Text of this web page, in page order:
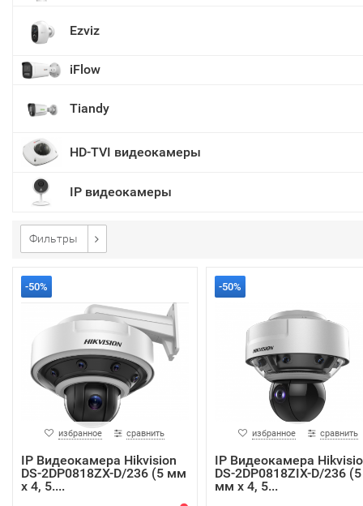
Ezviz
iFlow
Tiandy
HD-TVI видеокамеры
IP видеокамеры
Фильтры
-50%
избранное сравнить
IP Видеокамера Hikvision
DS-2DP0818ZX-D/236 (5 мм
x 4, 5....
-50%
избранное сравнить
IP Видеокамера
DS-2DP0818ZIX-D/236 (5
мм x 4, 5...